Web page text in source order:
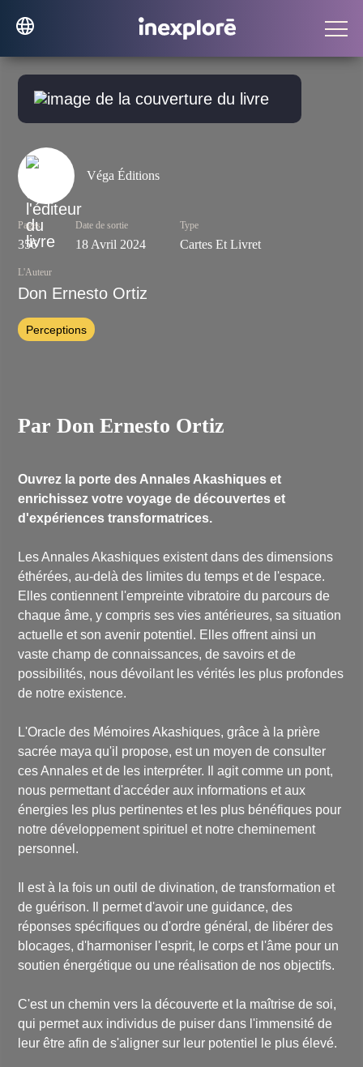
Véga Éditions
Pages
356
Date de sortie
18 Avril 2024
Type
Cartes Et Livret
L'Auteur
Don Ernesto Ortiz
Perceptions
Par Don Ernesto Ortiz
Ouvrez la porte des Annales Akashiques et
enrichissez votre voyage de découvertes et
d'expériences transformatrices.
Les Annales Akashiques existent dans des dimensions
éthérées, au-delà des limites du temps et de l'espace.
Elles contiennent l'empreinte vibratoire du parcours de
chaque âme, y compris ses vies antérieures, sa situation
actuelle et son avenir potentiel. Elles offrent ainsi un
vaste champ de connaissances, de savoirs et de
possibilités, nous dévoilant les vérités les plus profondes
de notre existence.
L'Oracle des Mémoires Akashiques, grâce à la prière
sacrée maya qu'il propose, est un moyen de consulter
ces Annales et de les interpréter. Il agit comme un pont,
nous permettant d'accéder aux informations et aux
énergies les plus pertinentes et les plus bénéfiques pour
notre développement spirituel et notre cheminement
personnel.
Il est à la fois un outil de divination, de transformation et
de guérison. Il permet d'avoir une guidance, des
réponses spécifiques ou d'ordre général, de libérer des
blocages, d'harmoniser l'esprit, le corps et l'âme pour un
soutien énergétique ou une réalisation de nos objectifs.
C'est un chemin vers la découverte et la maîtrise de soi,
qui permet aux individus de puiser dans l'immensité de
leur être afin de s'aligner sur leur potentiel le plus élevé.